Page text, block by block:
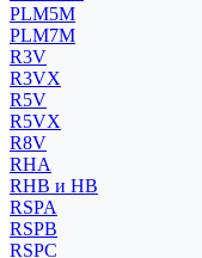
PLM5M
PLM7M
R3V
R3VX
R5V
R5VX
R8V
RHA
RHB и HB
RSPA
RSPB
RSPC